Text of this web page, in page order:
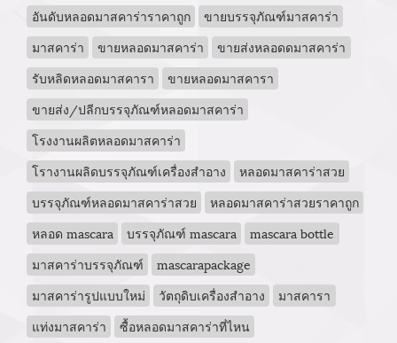
อันดับหลอดมาสคาร่าราคาถูก
ขายบรรจุภัณฑ์มาสคาร่า
มาสคาร่า
ขายหลอดมาสคาร่า
ขายส่งหลอดดมาสคาร่า
รับหลิดหลอดมาสคารา
ขายหลอดมาสคารา
ขายส่ง/ปลีกบรรจุภัณฑ์หลอดมาสคาร่า
โรงงานผลิตหลอดมาสคาร่า
โรางานผลิดบรรจุภัณฑ์เครื่องสำอาง
หลอดมาสคาร่าสวย
บรรจุภัณฑ์หลอดมาสคาร่าสวย
หลอดมาสคาร่าสวยราคาถูก
หลอด mascara
บรรจุภัณฑ์ mascara
mascara bottle
มาสคาร่าบรรจุภัณฑ์
mascarapackage
มาสคาร่ารูปแบบใหม่
วัตถุดิบเครื่องสำอาง
มาสคารา
แท่งมาสคาร่า
ซื้อหลอดมาสคาร่าที่ไหน